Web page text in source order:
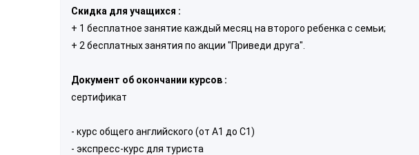
Скидка для учащихся :
+ 1 бесплатное занятие каждый месяц на второго ребенка с семьи;
+ 2 бесплатных занятия по акции "Приведи друга".
Документ об окончании курсов :
сертификат
- курс общего английского (от А1 до С1)
- экспресс-курс для туриста